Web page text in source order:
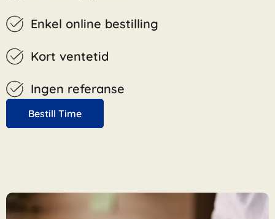
Enkel online bestilling
Kort ventetid
Ingen referanse
Bestill Time